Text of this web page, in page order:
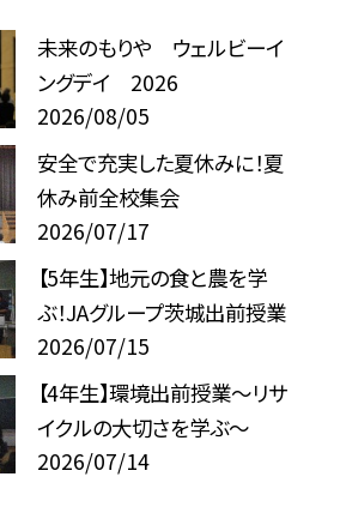
未来のもりや ウェルビーイ
ングデイ 2026
2026/08/05
安全で充実した夏休みに！夏
休み前全校集会
2026/07/17
【5年生】地元の食と農を学
ぶ！JAグループ茨城出前授業
2026/07/15
【4年生】環境出前授業〜リサ
イクルの大切さを学ぶ〜
2026/07/14